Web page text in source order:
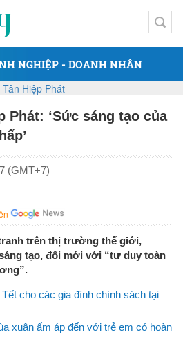
NGHIỆP - DOANH NHÂN
Phát: ‘Sức sáng tạo của
(GMT+7)
trên thị trường thế giới,
tạo, đổi mới với “tư duy toàn
cho các gia đình chính sách tại
xuân ấm áp đến với trẻ em có hoàn